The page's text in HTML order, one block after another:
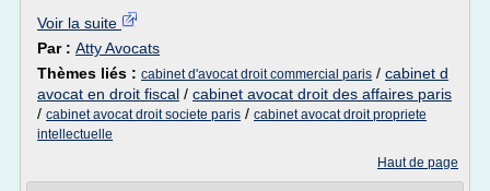
Voir la suite
Par : Atty Avocats
Thèmes liés : cabinet d'avocat droit commercial paris / cabinet d
avocat en droit fiscal / cabinet avocat droit des affaires paris
/ cabinet avocat droit societe paris / cabinet avocat droit propriete
intellectuelle
Haut de page